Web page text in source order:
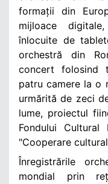
formații din
mijloace
înlocuite de
orchestră din
concert folosind
patru camere la o
urmărită de zeci
lume, proiectul
Fondului
"Cooperare
Înregistrările
mondial prin